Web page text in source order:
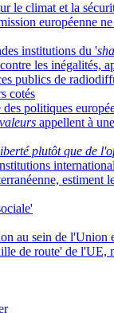
le climat et la
européenne
institutions du '
les inégalités,
publics de
cotés
politiques
appellent à
plutôt que de
estiment
au sein de l'Union
de route' de l'UE,